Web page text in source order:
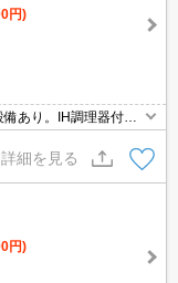
円)
あり。IH調理器付
ミリーマートへ410
バリュへ610m。
詳細を見る
円)